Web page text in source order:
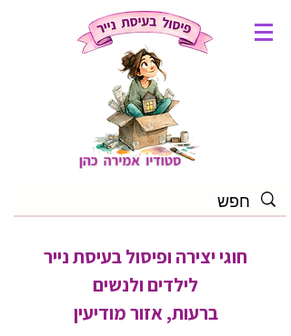
חוגי יצירה ופיסול בעיסת נייר
לילדים ולנשים
ברעות, אזור מודיעין